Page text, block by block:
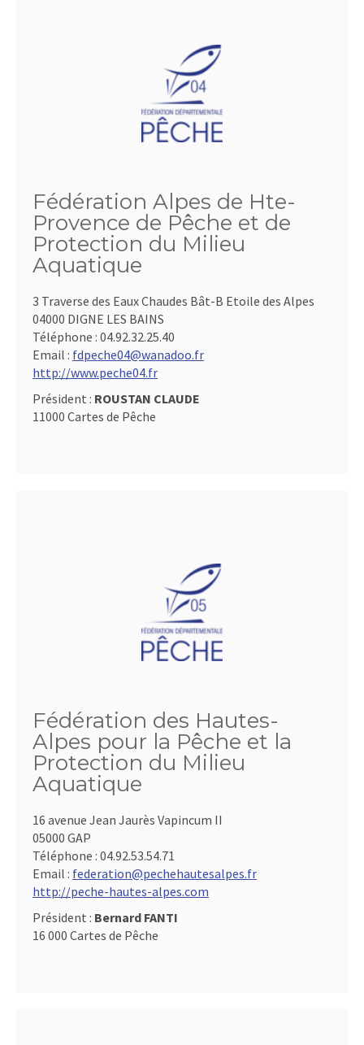
Fédération Alpes de Hte-
Provence de Pêche et de
Protection du Milieu
Aquatique
3 Traverse des Eaux Chaudes Bât-B Etoile des Alpes
04000 DIGNE LES BAINS
Téléphone : 04.92.32.25.40
Email : fdpeche04@wanadoo.fr
http://www.peche04.fr
Président : ROUSTAN CLAUDE
11000 Cartes de Pêche
Fédération des Hautes-
Alpes pour la Pêche et la
Protection du Milieu
Aquatique
16 avenue Jean Jaurès Vapincum II
05000 GAP
Téléphone : 04.92.53.54.71
Email : federation@pechehautesalpes.fr
http://peche-hautes-alpes.com
Président : Bernard FANTI
16 000 Cartes de Pêche